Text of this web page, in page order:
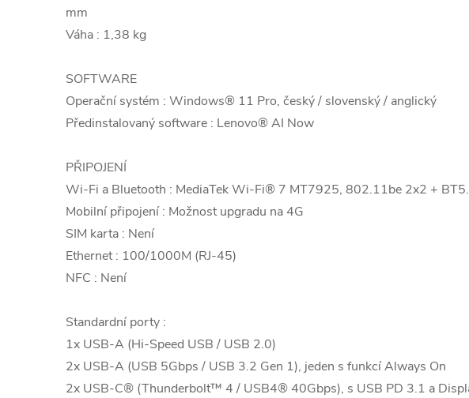
mm
Váha : 1,38 kg
SOFTWARE
Operační systém : Windows® 11 Pro, český / slovenský / anglický
Předinstalovaný software : Lenovo® AI Now
PŘIPOJENÍ
Wi-Fi a Bluetooth : MediaTek Wi-Fi® 7 MT7925, 802.11be 2x2 +
Mobilní připojení : Možnost upgradu na 4G
SIM karta : Není
Ethernet : 100/1000M (RJ-45)
NFC : Není
Standardní porty :
1x USB-A (Hi-Speed USB / USB 2.0)
2x USB-A (USB 5Gbps / USB 3.2 Gen 1), jeden s funkcí Always On
2x USB-C® (Thunderbolt™ 4 / USB4® 40Gbps), s USB PD 3.1 a